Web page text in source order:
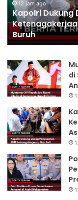
Siap
Jadi
Jembatan
Aspirasi
Buruh
12 jam ago
Kapolri Dukung
Buruh
di